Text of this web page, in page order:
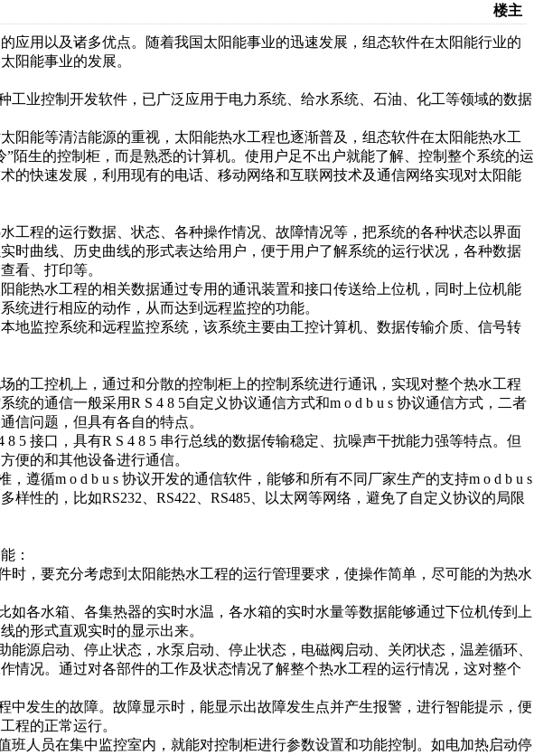
楼主
应用以及诸多优点。随着我国太阳能事业的迅速发展，组态软件在太阳能行业的
阳能事业的发展。
业控制开发软件，已广泛应用于电力系统、给水系统、石油、化工等领域的数据
能等清洁能源的重视，太阳能热水工程也逐渐普及，组态软件在太阳能热水工
陌生的控制柜，而是熟悉的计算机。使用户足不出户就能了解、控制整个系统的运
的快速发展，利用现有的电话、移动网络和互联网技术及通信网络实现对太阳能
程的运行数据、状态、各种操作情况、故障情况等，把系统的各种状态以界面
时曲线、历史曲线的形式表达给用户，便于用户了解系统的运行状况，各种数据
看、打印等。
热水工程的相关数据通过专用的通讯装置和接口传送给上位机，同时上位机能
统进行相应的动作，从而达到远程监控的功能。
监控系统和远程监控系统，该系统主要由工控计算机、数据传输介质、信号转
的工控机上，通过和分散的控制柜上的控制系统进行通讯，实现对整个热水工程
统的通信一般采用R S 4 8 5自定义协议通信方式和m o d b u s 协议通信方式，二者
信问题，但具有各自的特点。
5 接口，具有R S 4 8 5 串行总线的数据传输稳定、抗噪声干扰能力强等特点。但
便的和其他设备进行通信。
遵循m o d b u s 协议开发的通信软件，能够和所有不同厂家生产的支持m o d b u s
样性的，比如RS232、RS422、RS485、以太网等网络，避免了自定义协议的局限
：
，要充分考虑到太阳能热水工程的运行管理要求，使操作简单，尽可能的为热水
各水箱、各集热器的实时水温，各水箱的实时水量等数据能够通过下位机传到上
的形式直观实时的显示出来。
源启动、停止状态，水泵启动、停止状态，电磁阀启动、关闭状态，温差循环、
情况。通过对各部件的工作及状态情况了解整个热水工程的运行情况，这对整个
发生的故障。故障显示时，能显示出故障发生点并产生报警，进行智能提示，便
程的正常运行。
人员在集中监控室内，就能对控制柜进行参数设置和功能控制。如电加热启动停